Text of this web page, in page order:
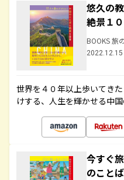
悠久の
絶景１
BOOKS 旅
2022.12.15
世界を４０年以上歩いてき
けする、人生を輝かせる中
今すぐ
のこと